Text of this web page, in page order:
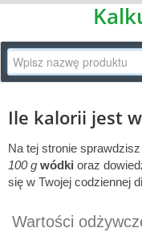
Ile kalorii jest w
Na tej stronie
100 g wódki oraz
się w Twojej codziennej
Wartości